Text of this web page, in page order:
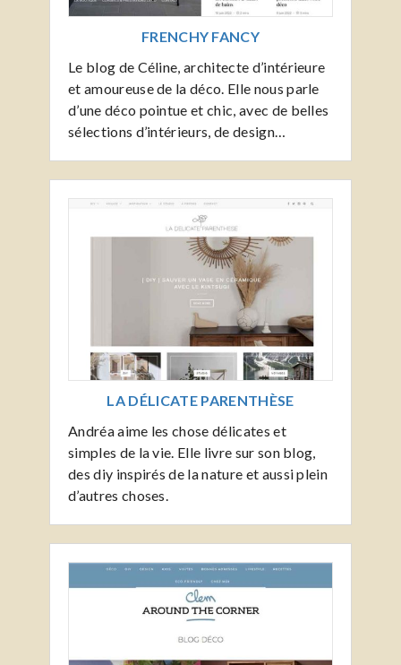
FRENCHY FANCY
Le blog de Céline, architecte d’intérieure
et amoureuse de la déco. Elle nous parle
d’une déco pointue et chic, avec de belles
sélections d’intérieurs, de design…
LA DÉLICATE PARENTHÈSE
Andréa aime les chose délicates et
simples de la vie. Elle livre sur son blog,
des diy inspirés de la nature et aussi plein
d’autres choses.